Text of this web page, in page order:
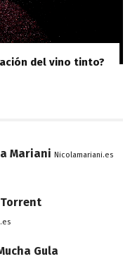
del vino tinto?
Mariani Nicolamariani.es
Gula